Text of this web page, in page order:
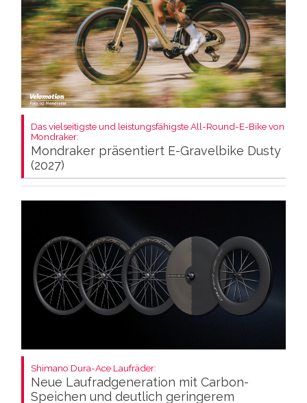
Das vielseitigste und leistungsfähigste All-Round-E-Bike von
Mondraker:
Mondraker präsentiert E-Gravelbike Dusty
(2027)
Shimano Dura-Ace Laufräder:
Neue Laufradgeneration mit Carbon-
Speichen und deutlich geringerem